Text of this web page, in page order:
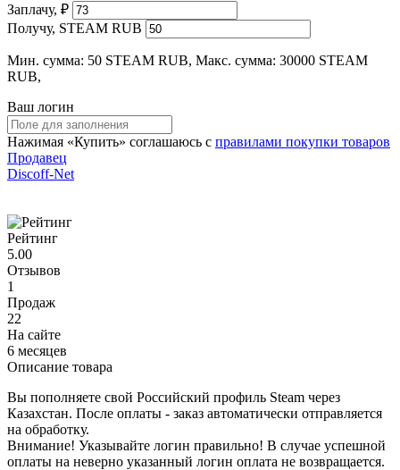
Заплачу, ₽
Получу, STEAM RUB
Мин. сумма: 50 STEAM RUB, Макс. сумма: 30000 STEAM
RUB,
Ваш логин
Нажимая «Купить» соглашаюсь с правилами покупки товаров
Продавец
Discoff-Net
Рейтинг
5.00
Отзывов
1
Продаж
22
На сайте
6 месяцев
Описание товара
Вы пополняете свой Российский профиль Steam через
Казахстан. После оплаты - заказ автоматически отправляется
на обработку.
Внимание! Указывайте логин правильно! В случае успешной
оплаты на неверно указанный логин оплата не возвращается.